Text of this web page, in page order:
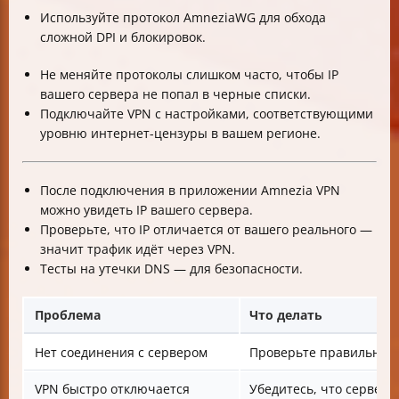
Используйте протокол AmneziaWG для обхода
сложной DPI и блокировок.
Не меняйте протоколы слишком часто, чтобы IP
вашего сервера не попал в черные списки.
Подключайте VPN с настройками, соответствующими
уровню интернет-цензуры в вашем регионе.
После подключения в приложении Amnezia VPN
можно увидеть IP вашего сервера.
Проверьте, что IP отличается от вашего реального —
значит трафик идёт через VPN.
Тесты на утечки DNS — для безопасности.
Проблема Что делать
Нет соединения с сервером Проверьте
VPN быстро отключается Убедитесь, что сервер